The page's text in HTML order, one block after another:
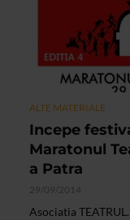
ALTE MATERIALE
Incepe
Maratonul
a Patra
29/09/2014
Asociatia